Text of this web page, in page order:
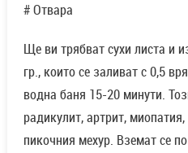
# Отвара
Ще ви трябват сухи листа и
гр., които се заливат с 0,5
водна баня 15-20 минути.
радикулит, артрит,
пикочния мехур. Вземат се